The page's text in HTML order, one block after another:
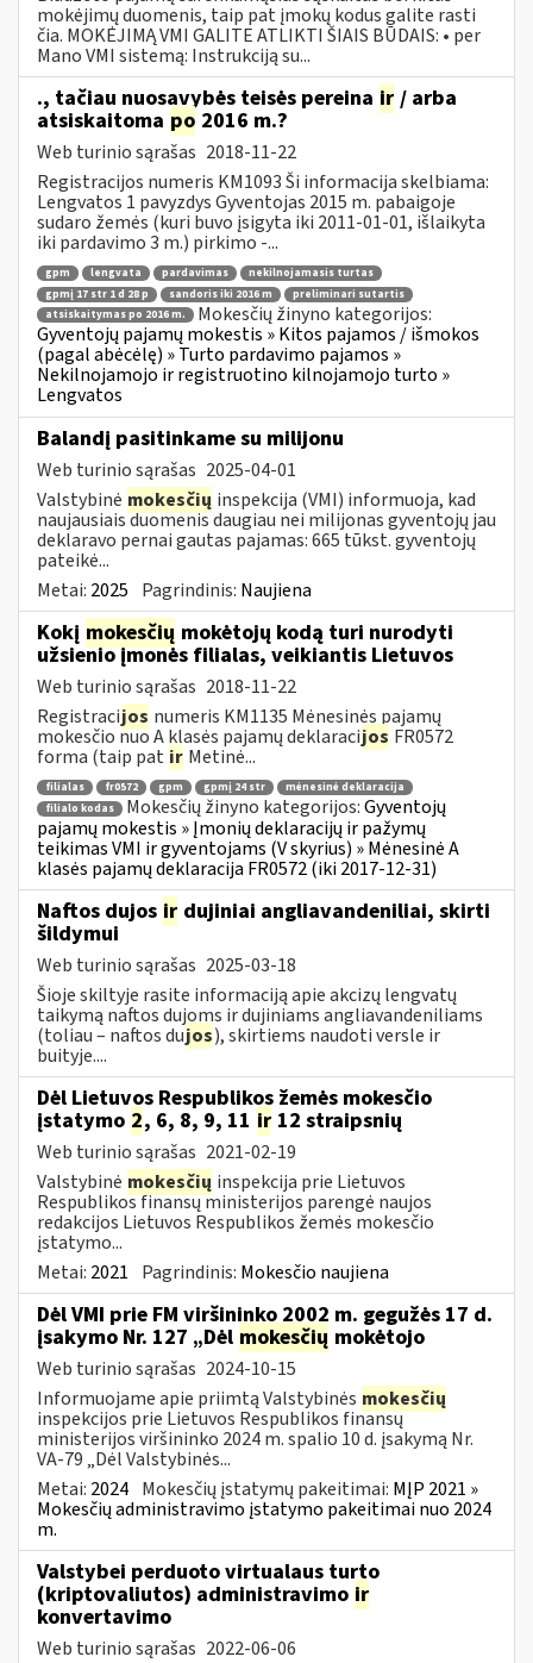
mokėjimų duomenis, taip pat įmokų kodus galite rasti
čia. MOKĖJIMĄ VMI GALITE ATLIKTI ŠIAIS BŪDAIS: • per
Mano VMI sistemą: Instrukciją su...
., tačiau nuosavybės teisės pereina ir / arba
atsiskaitoma po 2016 m.?
Web turinio sąrašas 2018-11-22
Registracijos numeris KM1093 Ši informacija skelbiama:
Lengvatos 1 pavyzdys Gyventojas 2015 m. pabaigoje
sudaro žemės (kuri buvo įsigyta iki 2011-01-01, išlaikyta
iki pardavimo 3 m.) pirkimo -...
gpm lengvata pardavimas
nekilnojamasis turtas
gpmį 17 str 1 d 28 p
sandoris iki 2016 m
preliminari sutartis
atsiskaitymas po 2016 m.
Mokesčių žinyno kategorijos:
Gyventojų pajamų mokestis » Kitos pajamos / išmokos
(pagal abėcėlę) » Turto pardavimo pajamos »
Nekilnojamojo ir registruotino kilnojamojo turto »
Lengvatos
Balandį pasitinkame su milijonu
Web turinio sąrašas 2025-04-01
Valstybinė mokesčių inspekcija (VMI) informuoja, kad
naujausiais duomenis daugiau nei milijonas gyventojų jau
deklaravo pernai gautas pajamas: 665 tūkst. gyventojų
pateikė...
Metai: 2025 Pagrindinis: Naujiena
Kokį mokesčių mokėtojų kodą turi nurodyti
užsienio įmonės filialas, veikiantis Lietuvos
Web turinio sąrašas 2018-11-22
Registracijos numeris KM1135 Mėnesinės pajamų
mokesčio nuo A klasės pajamų deklaracijos FR0572
forma (taip pat ir Metinė...
filialas fr0572 gpm gpmį 24 str
mėnesinė deklaracija
filialo kodas
Mokesčių žinyno kategorijos:Gyventojų
pajamų mokestis » Įmonių deklaracijų ir pažymų
teikimas VMI ir gyventojams (V skyrius) » Mėnesinė A
klasės pajamų deklaracija FR0572 (iki 2017-12-31)
Naftos dujos ir dujiniai angliavandeniliai, skirti
šildymui
Web turinio sąrašas 2025-03-18
Šioje skiltyje rasite informaciją apie akcizų lengvatų
taikymą naftos dujoms ir dujiniams angliavandeniliams
(toliau – naftos dujos), skirtiems naudoti versle ir
buityje....
Dėl Lietuvos Respublikos žemės mokesčio
įstatymo 2, 6, 8, 9, 11 ir 12 straipsnių
Web turinio sąrašas 2021-02-19
Valstybinė mokesčių inspekcija prie Lietuvos
Respublikos finansų ministerijos parengė naujos
redakcijos Lietuvos Respublikos žemės mokesčio
įstatymo...
Metai: 2021 Pagrindinis: Mokesčio naujiena
Dėl VMI prie FM viršininko 2002 m. gegužės 17 d.
įsakymo Nr. 127 „Dėl mokesčių mokėtojo
Web turinio sąrašas 2024-10-15
Informuojame apie priimtą Valstybinės mokesčių
inspekcijos prie Lietuvos Respublikos finansų
ministerijos viršininko 2024 m. spalio 10 d. įsakymą Nr.
VA-79 „Dėl Valstybinės...
Metai: 2024 Mokesčių įstatymų pakeitimai: MĮP 2021 »
Mokesčių administravimo įstatymo pakeitimai nuo 2024
m.
Valstybei perduoto virtualaus turto
(kriptovaliutos) administravimo ir
konvertavimo
Web turinio sąrašas 2022-06-06